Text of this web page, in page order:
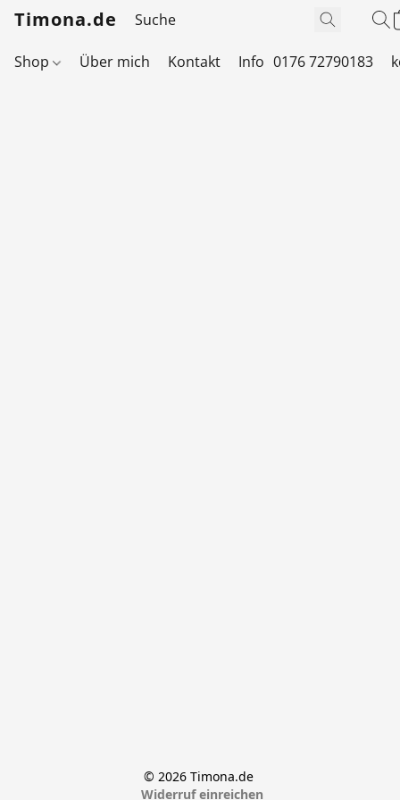
Timona.de
Shop Über mich Kontakt Info 0176 72790183
© 2026 Timona.de
Widerruf einreichen